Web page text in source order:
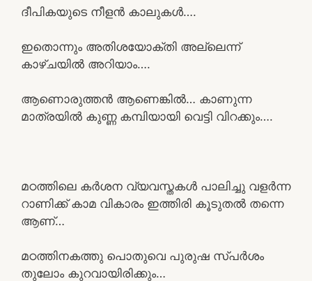
ദീപികയുടെ നീളൻ കാലുകൾ….
ഇതൊന്നും അതിശയോക്തി അല്ലെന്ന്
കാഴ്ചയിൽ അറിയാം….
ആണൊരുത്തൻ ആണെങ്കിൽ… കാണുന്ന
മാത്രയിൽ കുണ്ണ കമ്പിയായി വെട്ടി വിറക്കും….
മഠത്തിലെ കർശന വ്യവസ്തകൾ പാലിച്ചു വളർന്ന
റാണിക്ക് കാമ വികാരം ഇത്തിരി കൂടുതൽ തന്നെ
ആണ്…
മഠത്തിനകത്തു പൊതുവെ പുരുഷ സ്പർശം
തുലോം കുറവായിരിക്കും…